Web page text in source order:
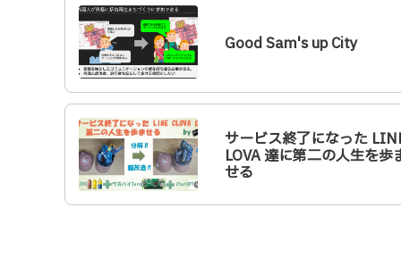
Good Sam's up City
サービス終了になった
LOVA 達に第二の人生を歩
せる